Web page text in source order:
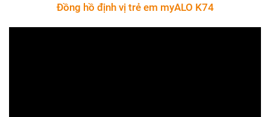
Đồng hồ định vị trẻ em myALO K74